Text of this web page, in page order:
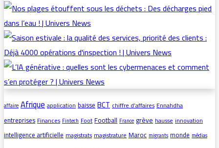
affaire AfriqueapplicationbaisseBCTchiffre d’affairesEnnahdha
entreprisesFinances Fintech FootFootball France grèvehausseinnovation
intelligence artificiellemagistratsmagistratureMaroc migrants monde médias